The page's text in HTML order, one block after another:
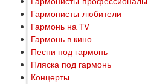
Гармонисты-любители
Гармонь на TV
Гармонь в кино
Песни под гармонь
Пляска под гармонь
Концерты